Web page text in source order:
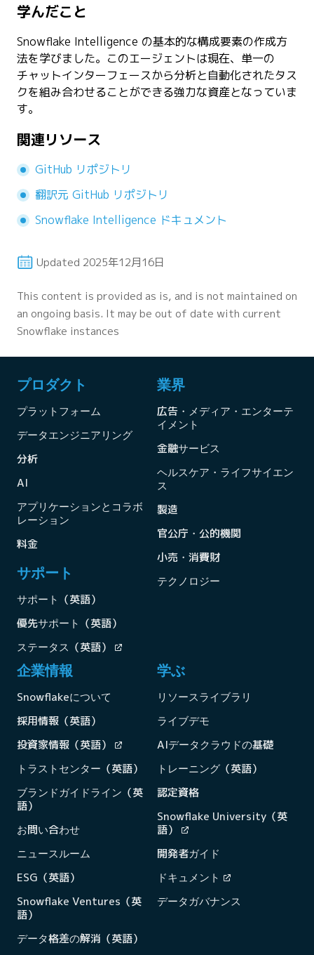
学んだこと
Snowflake Intelligence の基本的な構成要素の作成方
法を学びました。このエージェントは現在、単一の
チャットインターフェースから分析と自動化されたタス
クを組み合わせることができる強力な資産となっていま
す。
関連リソース
GitHub リポジトリ
翻訳元 GitHub リポジトリ
Snowflake Intelligence ドキュメント
Updated 2025年12月16日
This content is provided as is, and is not maintained on
an ongoing basis. It may be out of date with current
Snowflake instances
プロダクト
プラットフォーム
データエンジニアリング
分析
AI
アプリケーションとコラボ
レーション
料金
サポート
サポート（英語）
優先サポート（英語）
ステータス（英語）
業界
広告・メディア・エンターテ
イメント
金融サービス
ヘルスケア・ライフサイエン
ス
製造
官公庁・公的機関
小売・消費財
テクノロジー
企業情報
Snowflakeについて
採用情報（英語）
投資家情報（英語）
トラストセンター（英語）
ブランドガイドライン（英
語）
お問い合わせ
ニュースルーム
ESG（英語）
Snowflake Ventures（英
語）
データ格差の解消（英語）
学ぶ
リソースライブラリ
ライブデモ
AIデータクラウドの基礎
トレーニング（英語）
認定資格
Snowflake University（英
語）
開発者ガイド
ドキュメント
データガバナンス